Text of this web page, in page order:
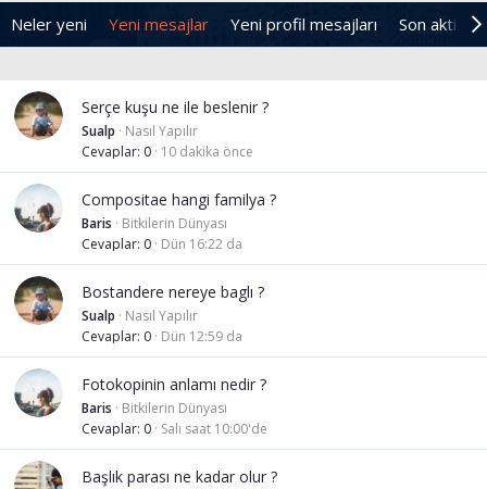
Neler yeni Yeni mesajlar Yeni profil mesajları Son aktivite
Serçe kuşu ne ile beslenir ?
Sualp
Nasıl Yapılır
Cevaplar 0 10 dakika önce
Compositae hangi familya ?
Baris
Bitkilerin Dünyası
Cevaplar 0 Dün 16:22 da
Bostandere nereye baglı ?
Sualp
Nasıl Yapılır
Cevaplar 0 Dün 12:59 da
Fotokopinin anlamı nedir ?
Baris
Bitkilerin Dünyası
Cevaplar 0 Salı saat 10:00'de
Başlık parası ne kadar olur ?